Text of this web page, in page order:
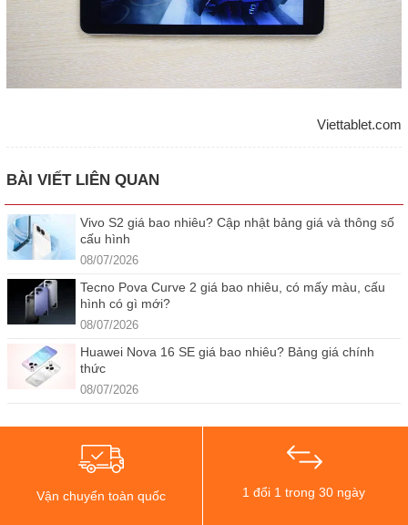
Viettablet.com
BÀI VIẾT LIÊN QUAN
Vivo S2 giá bao nhiêu? Cập nhật bảng giá và thông số
cấu hình
08/07/2026
Tecno Pova Curve 2 giá bao nhiêu, có mấy màu, cấu
hình có gì mới?
08/07/2026
Huawei Nova 16 SE giá bao nhiêu? Bảng giá chính
thức
08/07/2026
Vận chuyển toàn quốc 1 đổi 1 trong 30 ngày